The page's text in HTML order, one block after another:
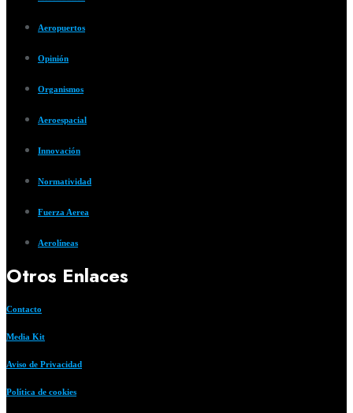
Aeropuertos
Opinión
Organismos
Aeroespacial
Innovación
Normatividad
Fuerza Aerea
Aerolíneas
Otros Enlaces
Contacto
Media Kit
Aviso de Privacidad
Política de cookies